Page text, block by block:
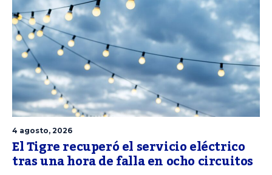
4 agosto, 2026
El Tigre recuperó el servicio eléctrico
tras una hora de falla en ocho circuitos